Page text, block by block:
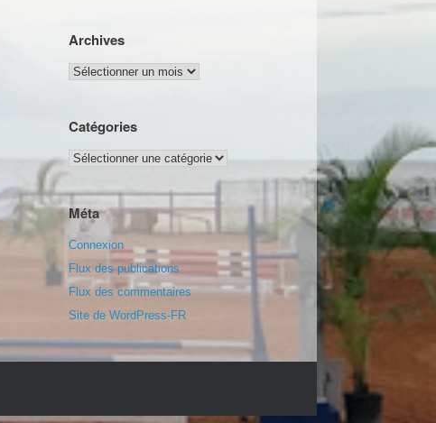
Archives
Archives
Catégories
Catégories
Méta
Connexion
Flux des publications
Flux des commentaires
Site de WordPress-FR